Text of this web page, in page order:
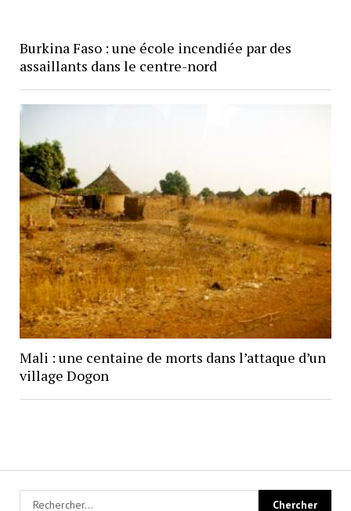
Burkina Faso : une école incendiée par des
assaillants dans le centre-nord
Mali : une centaine de morts dans l’attaque d’un
village Dogon